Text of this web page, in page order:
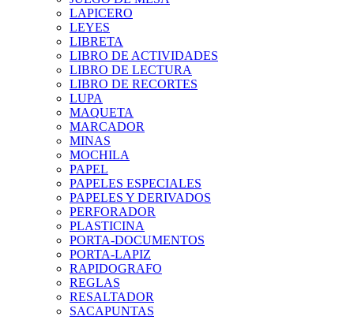
LAPICERO
LEYES
LIBRETA
LIBRO DE ACTIVIDADES
LIBRO DE LECTURA
LIBRO DE RECORTES
LUPA
MAQUETA
MARCADOR
MINAS
MOCHILA
PAPEL
PAPELES ESPECIALES
PAPELES Y DERIVADOS
PERFORADOR
PLASTICINA
PORTA-DOCUMENTOS
PORTA-LAPIZ
RAPIDOGRAFO
REGLAS
RESALTADOR
SACAPUNTAS